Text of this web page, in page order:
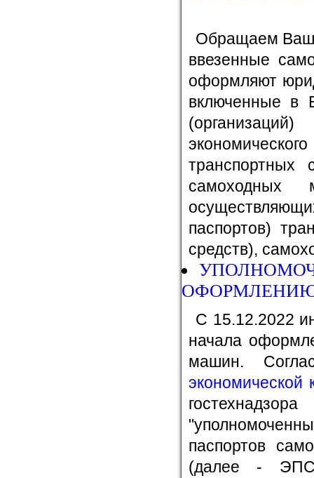
Обращаем
ввезенные
оформляют
включенные в
транспортных
паспортов)
средств),
С 15.12.2022
начала
машин.
паспортов
(далее -